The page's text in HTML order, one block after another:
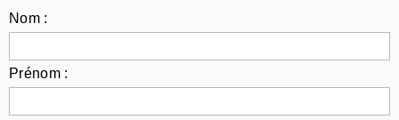
Nom :
Prénom :